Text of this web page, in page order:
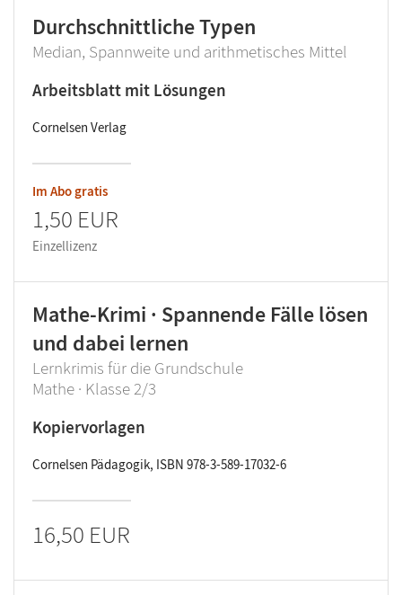
Durchschnittliche Typen
Median, Spannweite und arithmetisches Mittel
Arbeitsblatt mit Lösungen
Cornelsen Verlag
Im Abo gratis
1,50 EUR
Einzellizenz
Mathe-Krimi · Spannende Fälle lösen
und dabei lernen
Lernkrimis für die Grundschule
Mathe · Klasse 2/3
Kopiervorlagen
Cornelsen Pädagogik, ISBN 978-3-589-17032-6
16,50 EUR